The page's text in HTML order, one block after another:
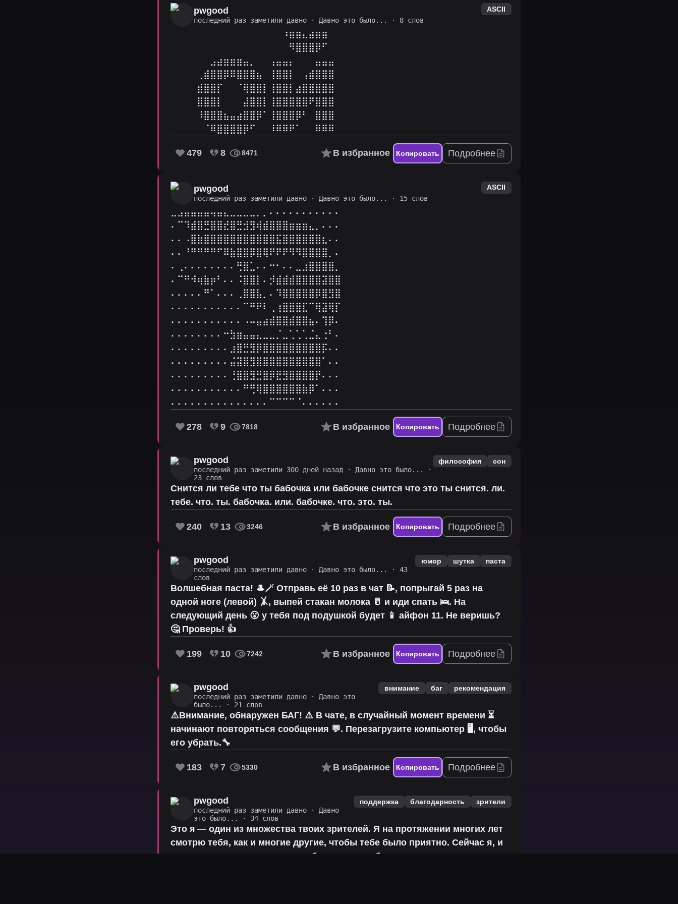
pwgood
последний раз заметили давно · Давно это было... · 8 слов
ASCII
⠀⠀⠀⠀⠀⠀⠀⠀⠀⠀⠀⠀⠀⠀⠀⠀⠀⠰⣶⣶⣄⣴⣶⣶⠀⠀⠀⠀⠀⠀
⠀⠀⠀⠀⠀⠀⠀⠀⠀⠀⠀⠀⠀⠀⠀⠀⠀⠀⠻⣿⣿⣿⡿⠋⠀⠀⠀⠀⠀⠀
⠀⠀⠀⠀⠀⠀⣠⣴⣶⣶⣶⣤⡀⠀⠀⢠⣤⣤⡄⠀⠀⠀⣤⣤⣤⠀⠀⠀⠀⠀
⠀⠀⠀⠀⢀⣾⣿⣿⡿⠿⣿⣿⣿⣦⠀⢸⣿⣿⡇⠀⢠⣾⣿⣿⣿⠀⠀⠀⠀⠀
⠀⠀⠀⠀⣾⣿⣿⡏⠀⠀⠈⢿⣿⣿⡇⢸⣿⣿⡇⣴⣿⣿⣿⣿⣿⠀⠀⠀⠀⠀
⠀⠀⠀⠀⣿⣿⣿⡇⠀⠀⠀⣼⣿⣿⡇⢸⣿⣿⣿⣿⣿⠟⣿⣿⣿⠀⠀⠀⠀⠀
⠀⠀⠀⠀⠸⣿⣿⣿⣦⣤⣴⣿⣿⡿⠁⢸⣿⣿⣿⡿⠃⠀⣿⣿⣿⠀⠀⠀⠀⠀
⠀⠀⠀⠀⠀⠈⠿⣿⣿⣿⣿⡿⠋⠀⠀⠸⠿⠿⠟⠁⠀⠀⠿⠿⠿⠀⠀⠀
479 8 8471 В избранное Копировать Подробнее
pwgood
последний раз заметили давно · Давно это было... · 15 слов
ASCII
⣀⣠⣤⣤⣤⣤⢤⣤⣄⣀⣀⣀⣀⡀⡀⠄⠄⠄⠄⠄⠄⠄⠄⠄⠄⠄
⠄⠉⠹⣾⣿⣛⣿⣿⣞⣿⣛⣺⣻⢾⣾⣿⣿⣿⣶⣶⣶⣄⡀⠄⠄⠄
⠄⠄⠠⣿⣷⣿⣿⣿⣿⣿⣿⣿⣿⣿⣿⣿⣯⣿⣿⣿⣿⣿⣿⣆⠄⠄
⠄⠄⠘⠛⠛⠛⠛⠋⠿⣷⣿⣿⡿⣿⢿⠟⠟⠟⠻⠻⣿⣿⣿⣿⡀⠄
⠄⢀⠄⠄⠄⠄⠄⠄⠄⠄⢛⣿⣁⠄⠄⠒⠂⠄⠄⣀⣰⣿⣿⣿⣿⡀
⠄⠉⠛⠺⢶⣷⡶⠃⠄⠄⠨⣿⣿⡇⠄⡺⣾⣾⣾⣿⣿⣿⣿⣽⣿⣿
⠄⠄⠄⠄⠄⠛⠁⠄⠄⠄⢀⣿⣿⣧⡀⠄⠹⣿⣿⣿⣿⣿⡿⣿⣻⣿
⠄⠄⠄⠄⠄⠄⠄⠄⠄⠄⠄⠉⠛⠟⠇⢀⢰⣿⣿⣿⣏⠉⢿⣽⢿⡏
⠄⠄⠄⠄⠄⠄⠄⠄⠄⠄⠄⠠⠤⣤⣴⣾⣿⣿⣾⣿⣿⣦⠄⢹⡿⠄
⠄⠄⠄⠄⠄⠄⠄⠄⠒⣳⣶⣤⣤⣄⣀⣀⡈⣀⢁⢁⢁⣈⣄⢐⠃⠄
⠄⠄⠄⠄⠄⠄⠄⠄⠄⣰⣿⣛⣻⡿⣿⣿⣿⣿⣿⣿⣿⣿⣿⡯⠄⠄
⠄⠄⠄⠄⠄⠄⠄⠄⠄⣬⣽⣿⣻⣿⣿⣿⣿⣿⣿⣿⣿⣿⣿⠁⠄⠄
⠄⠄⠄⠄⠄⠄⠄⠄⠄⢘⣿⣿⣻⣛⣿⡿⣟⣻⣿⣿⣿⣿⡟⠄⠄⠄
⠄⠄⠄⠄⠄⠄⠄⠄⠄⠄⠄⠛⢛⢿⣿⣿⣿⣿⣿⣿⣷⡿⠁⠄⠄⠄
⠄⠄⠄⠄⠄⠄⠄⠄⠄⠄⠄⠄⠄⠄⠄⠉⠉⠉⠉⠈⠄⠄⠄⠄⠄⠄
278 9 7818 В избранное Копировать Подробнее
pwgood
последний раз заметили 300 дней назад · Давно это было...
·
23 слов
философия сон
Снится ли тебе что ты бабочка или бабочке снится что это ты снится. ли.
тебе. что. ты. бабочка. или. бабочке. что. это. ты.
240 13 3246 В избранное Копировать Подробнее
pwgood
последний раз заметили давно · Давно это было...
· 43
слов
юмор шутка паста
Волшебная паста! 🎩🪄 Отправь её 10 раз в чат 📝, попрыгай 5 раз на
одной ноге (левой) 🤸, выпей стакан молока 🥛 и иди спать 🛌. На
следующий день 😮 у тебя под подушкой будет 📱 айфон 11. Не веришь?
🤔 Проверь! 👍
199 10 7242 В избранное Копировать Подробнее
pwgood
последний раз заметили давно ·
Давно это
было...
· 21 слов
внимание баг рекомендация
⚠️Внимание, обнаружен БАГ! ⚠️ В чате, в случайный момент времени ⏳
начинают повторяться сообщения 💬. Перезагрузите компьютер 🖥️, чтобы
его убрать.🔧
183 7 5330 В избранное Копировать Подробнее
pwgood
последний раз заметили давно ·
Давно
это было...
· 34 слов
поддержка благодарность зрители
Это я — один из множества твоих зрителей. Я на протяжении многих лет
смотрю тебя, как и многие другие, чтобы тебе было приятно. Сейчас я, и
другие зрители напишут это тебе в качестве благодарности.